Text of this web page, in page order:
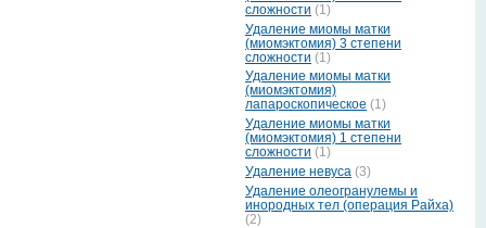
сложности (1)
Удаление миомы матки
(миомэктомия) 3 степени
сложности (1)
Удаление миомы матки
(миомэктомия)
лапароскопическое (1)
Удаление миомы матки
(миомэктомия) 1 степени
сложности (1)
Удаление невуса (3)
Удаление олеогранулемы и
инородных тел (операция Райха)
(2)